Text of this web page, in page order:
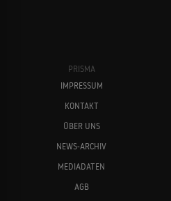
PRISMA
IMPRESSUM
KONTAKT
ÜBER UNS
NEWS-ARCHIV
MEDIADATEN
AGB